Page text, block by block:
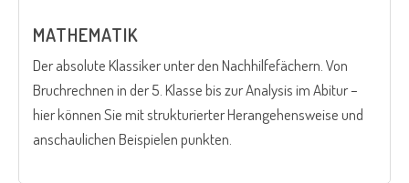
MATHEMATIK
Der absolute Klassiker unter den Nachhilfefächern. Von
Bruchrechnen in der 5. Klasse bis zur Analysis im Abitur –
hier können Sie mit strukturierter Herangehensweise und
anschaulichen Beispielen punkten.